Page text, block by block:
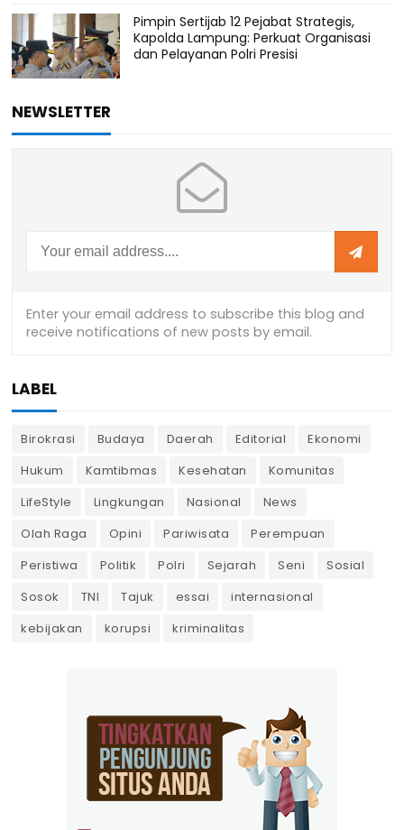
Pimpin Sertijab 12 Pejabat Strategis,
Kapolda Lampung: Perkuat Organisasi
dan Pelayanan Polri Presisi
NEWSLETTER
LABEL
Birokrasi Budaya Daerah Editorial
Ekonomi
Hukum
Kamtibmas Kesehatan
Komunitas
LifeStyle
Lingkungan Nasional
News
Olah Raga
Opini Pariwisata
Perempuan
Peristiwa
Politik Polri Sejarah Seni
Sosial
Sosok
TNI Tajuk essai
internasional
kebijakan
korupsi kriminalitas